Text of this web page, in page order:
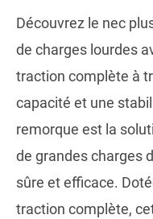
Découvrez le nec
de charges lourdes
traction complète à
capacité et une
remorque est la
de grandes charges
sûre et efficace.
traction complète,